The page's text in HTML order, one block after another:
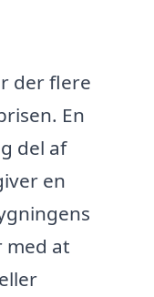
der flere
En
del af
en
at